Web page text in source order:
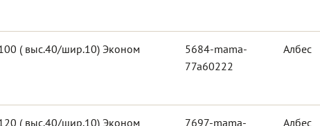
( выс.40/шир.10) Эконом
5684-mama-
77a60222
Албес
( выс.40/шир.10) Эконом
7697-mama-
Албес